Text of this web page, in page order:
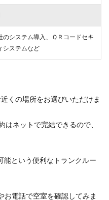
のシステム導入、ＱＲコードセキ
システムなど
くの場所をお選びいただけま
はネットで完結できるので、
能という便利なトランクルー
お電話で空室を確認してみま